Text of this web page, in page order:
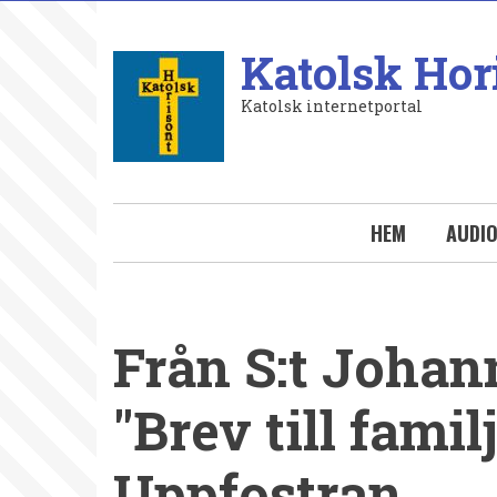
Katolsk
Katolsk internetportal
HEM AUDIO
Från S:t
"Brev till